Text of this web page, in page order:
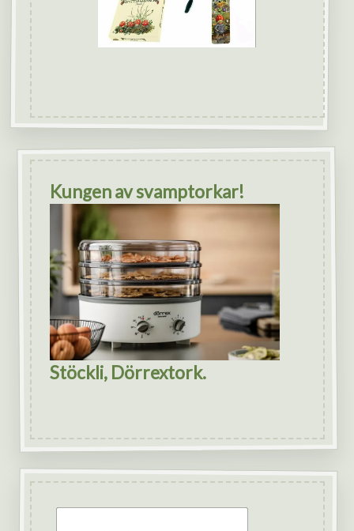
Kungen av svamptorkar!
Stöckli, Dörrextork.